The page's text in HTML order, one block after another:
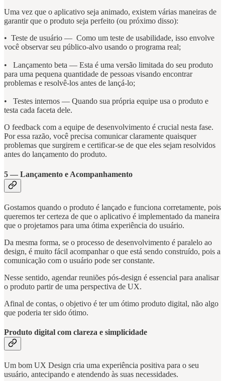
Uma vez que o aplicativo seja animado, existem várias maneiras de
garantir que o produto seja perfeito (ou próximo disso):
• Teste de usuário — Como um teste de usabilidade, isso envolve
você observar seu público-alvo usando o programa real;
• Lançamento beta — Esta é uma versão limitada do seu produto
para uma pequena quantidade de pessoas visando encontrar
problemas e resolvê-los antes de lançá-lo;
• Testes internos — Quando sua própria equipe usa o produto e
testa cada faceta dele.
O feedback com a equipe de desenvolvimento é crucial nesta fase.
Por essa razão, você precisa comunicar claramente quaisquer
problemas que surgirem e certificar-se de que eles sejam resolvidos
antes do lançamento do produto.
5 — Lançamento e Acompanhamento
Gostamos quando o produto é lançado e funciona corretamente, pois
queremos ter certeza de que o aplicativo é implementado da maneira
que o projetamos para uma ótima experiência do usuário.
Da mesma forma, se o processo de desenvolvimento é paralelo ao
design, é muito fácil acompanhar o que está sendo construído, pois a
comunicação com o usuário pode ser constante.
Nesse sentido, agendar reuniões pós-design é essencial para analisar
o produto partir de uma perspectiva de UX.
Afinal de contas, o objetivo é ter um ótimo produto digital, não algo
que poderia ter sido ótimo.
Produto digital com clareza e simplicidade
Um bom UX Design cria uma experiência positiva para o seu
usuário, antecipando e atendendo às suas necessidades.